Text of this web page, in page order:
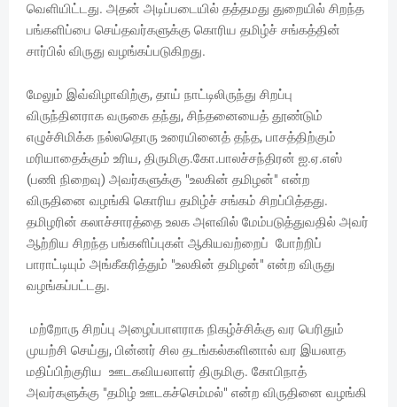
வெளியிட்டது. அதன் அடிப்படையில் தத்தமது துறையில் சிறந்த
பங்களிப்பை செய்தவர்களுக்கு கொரிய தமிழ்ச் சங்கத்தின்
சார்பில் விருது வழங்கப்படுகிறது.
மேலும் இவ்விழாவிற்கு, தாய் நாட்டிலிருந்து சிறப்பு
விருந்தினராக வருகை தந்து, சிந்தனையைத் தூண்டும்
எழுச்சிமிக்க நல்லதொரு உரையினைத் தந்த, பாசத்திற்கும்
மரியாதைக்கும் உரிய, திருமிகு.கோ.பாலச்சந்திரன் ஐ.ஏ.எஸ்
(பணி நிறைவு) அவர்களுக்கு "உலகின் தமிழன்" என்ற
விருதினை வழங்கி கொரிய தமிழ்ச் சங்கம் சிறப்பித்தது.
தமிழரின் கலாச்சாரத்தை உலக அளவில் மேம்படுத்துவதில் அவர்
ஆற்றிய சிறந்த பங்களிப்புகள் ஆகியவற்றைப் போற்றிப்
பாராட்டியும் அங்கீகரித்தும் "உலகின் தமிழன்" என்ற விருது
வழங்கப்பட்டது.
மற்றோரு சிறப்பு அழைப்பாளராக நிகழ்ச்சிக்கு வர பெரிதும்
முயற்சி செய்து, பின்னர் சில தடங்கல்களினால் வர இயலாத
மதிப்பிற்குரிய ஊடகவியலாளர் திருமிகு. கோபிநாத்
அவர்களுக்கு "தமிழ் ஊடகச்செம்மல்" என்ற விருதினை வழங்கி